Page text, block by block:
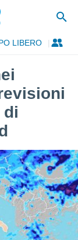
LIBERO
di